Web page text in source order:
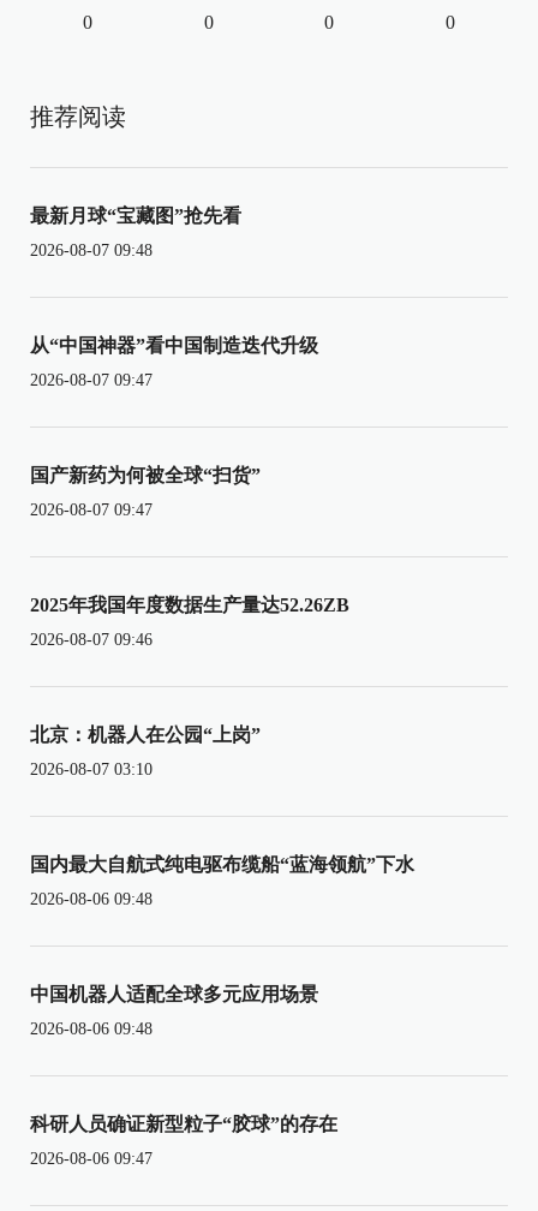
0 0 0 0
推荐阅读
最新月球“宝藏图”抢先看
2026-08-07 09:48
从“中国神器”看中国制造迭代升级
2026-08-07 09:47
国产新药为何被全球“扫货”
2026-08-07 09:47
2025年我国年度数据生产量达52.26ZB
2026-08-07 09:46
北京：机器人在公园“上岗”
2026-08-07 03:10
国内最大自航式纯电驱布缆船“蓝海领航”下水
2026-08-06 09:48
中国机器人适配全球多元应用场景
2026-08-06 09:48
科研人员确证新型粒子“胶球”的存在
2026-08-06 09:47